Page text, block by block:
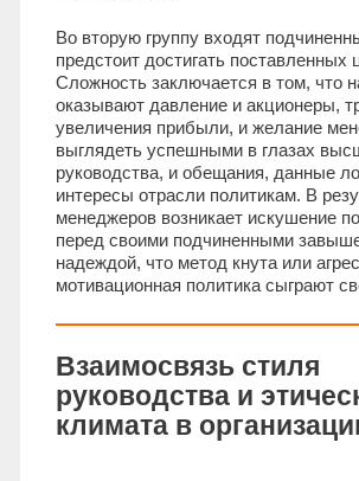
Во вторую группу входят
предстоит достигать поставленных
Сложность заключается в том, что
оказывают давление и акционеры,
увеличения прибыли, и желание
выглядеть успешными в глазах
руководства, и обещания, данные
интересы отрасли политикам. В
менеджеров возникает искушение
перед своими подчиненными
надеждой, что метод кнута или
мотивационная политика сыграют
Взаимосвязь стиля
руководства и
климата в